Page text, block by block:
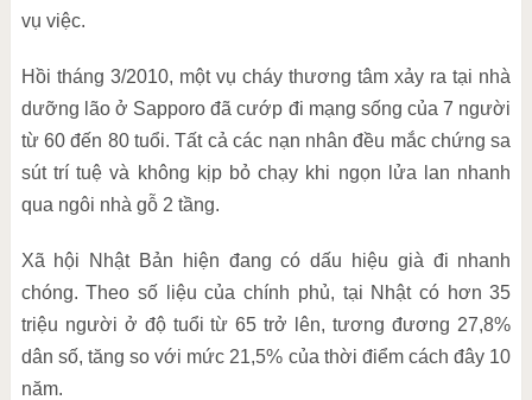
vụ việc.
Hồi tháng 3/2010, một vụ cháy thương tâm xảy ra tại nhà
dưỡng lão ở Sapporo đã cướp đi mạng sống của 7 người
từ 60 đến 80 tuổi. Tất cả các nạn nhân đều mắc chứng sa
sút trí tuệ và không kịp bỏ chạy khi ngọn lửa lan nhanh
qua ngôi nhà gỗ 2 tầng.
Xã hội Nhật Bản hiện đang có dấu hiệu già đi nhanh
chóng. Theo số liệu của chính phủ, tại Nhật có hơn 35
triệu người ở độ tuổi từ 65 trở lên, tương đương 27,8%
dân số, tăng so với mức 21,5% của thời điểm cách đây 10
năm.